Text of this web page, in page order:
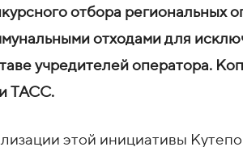
отбора
отходами для
учредителей оператора.
ТАСС.
этой инициативы